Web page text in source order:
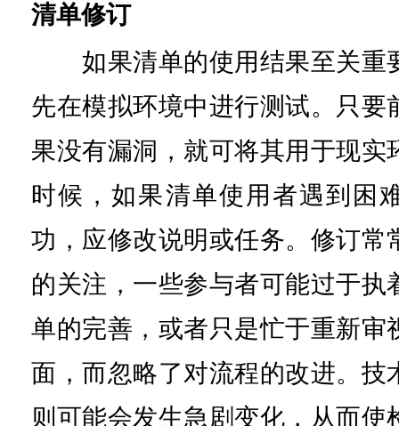
清单修订
如果清单的使用结果至关重
先在模拟环境中进行测试。只要
果没有漏洞，就可将其用于现实
时候，如果清单使用者遇到困
功，应修改说明或任务。修订常
的关注，一些参与者可能过于执
单的完善，或者只是忙于重新审
面，而忽略了对流程的改进。技
则可能会发生急剧变化，从而使